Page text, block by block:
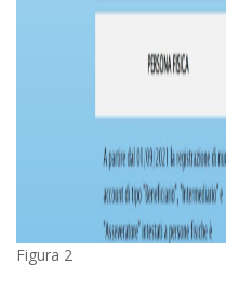
Figura 2